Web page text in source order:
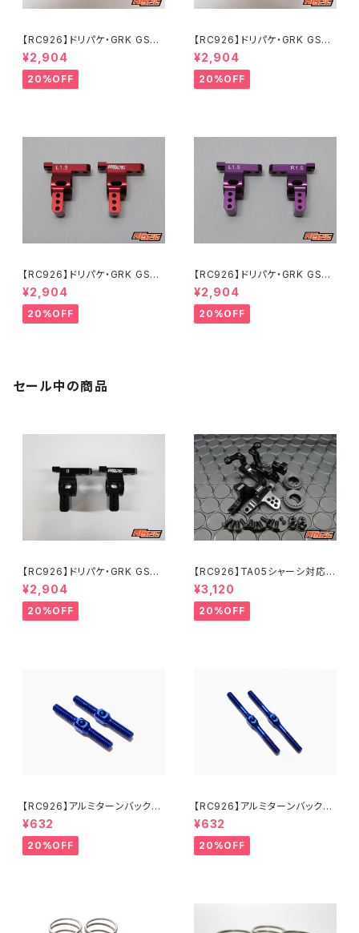
【RC926】ドリパケ・GRK GS2
MOD./EVO用 アルミリアハブキ
ャリアType-2 2度 パープル
KN-DP57PL
¥2,904
20%OFF
【RC926】ドリパケ・GRK GS2
MOD./EVO用 アルミリアハブキ
ャリアType-2 2度 ブラック K
N-DP57BK
¥2,904
20%OFF
【RC926】ドリパケ・GRK GS2
MOD./EVO用 アルミリアハブキ
ャリアType-2 1.5度 レッド K
N-DP56RD
¥2,904
20%OFF
【RC926】ドリパケ・GRK GS2
MOD./EVO用 アルミリアハブキ
ャリアType-2 1.5度 パープ
ル KN-DP56PL
¥2,904
20%OFF
セール中の商品
【RC926】ドリパケ・GRK GS2
MOD./EVO用 アルミリアハブキ
ャリアType-2 0度 ブラック K
N-DP53BK
¥2,904
20%OFF
【RC926】TA05シャーシ対応
アルミバルクセット 軽量タイ
プ ブラック KN-TO09BK
¥3,120
20%OFF
【RC926】アルミターンバック
ル 25mm 2本入り KNブル
ー KN-TB25KB
¥632
20%OFF
【RC926】アルミターンバック
ル 39mm 2本入り KNブル
ー KN-TB39KB
¥632
20%OFF